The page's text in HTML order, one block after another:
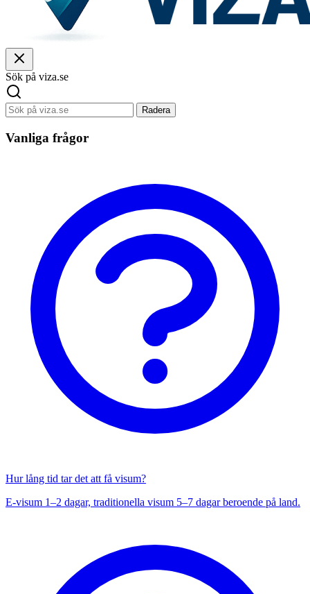
Sök på viza.se
Radera
Vanliga frågor
Hur lång tid tar det att få visum?
E-visum 1–2 dagar, traditionella visum 5–7 dagar beroende på land.